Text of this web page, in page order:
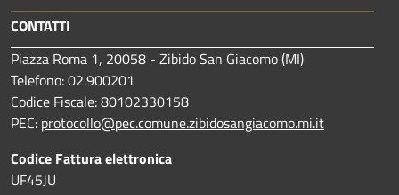
CONTATTI
Piazza Roma 1, 20058 - Zibido San Giacomo (MI)
Telefono: 02.900201
Codice Fiscale: 80102330158
PEC: protocollo@pec.comune.zibidosangiacomo.mi.it
Codice Fattura elettronica
UF45JU